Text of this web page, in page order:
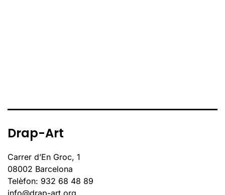
Drap-Art
Carrer d’En Groc, 1
08002 Barcelona
Telèfon: 932 68 48 89
info@drap-art.org